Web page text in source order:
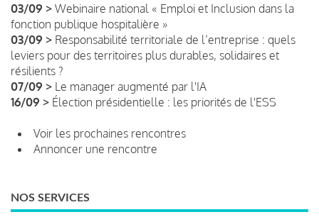
03/09 > Webinaire national « Emploi et Inclusion dans la
fonction publique hospitalière »
03/09 > Responsabilité territoriale de l’entreprise : quels
leviers pour des territoires plus durables, solidaires et
résilients ?
07/09 > Le manager augmenté par l'IA
16/09 > Élection présidentielle : les priorités de l'ESS
Voir les prochaines rencontres
Annoncer une rencontre
NOS SERVICES